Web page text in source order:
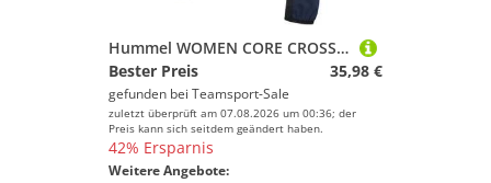
Hummel WOMEN CORE CROSS JACKET - BLACK IRIS - XL
Bester Preis
35,98 €
gefunden bei Teamsport-Sale
zuletzt überprüft am 07.08.2026 um 00:36; der
Preis kann sich seitdem geändert haben.
42% Ersparnis
Weitere Angebote: